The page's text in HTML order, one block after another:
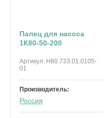
Палец для насоса
1К80-50-200
Артикул: Н80.733.01.0105-
01
Производитель:
Россия